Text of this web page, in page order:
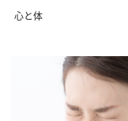
心と体